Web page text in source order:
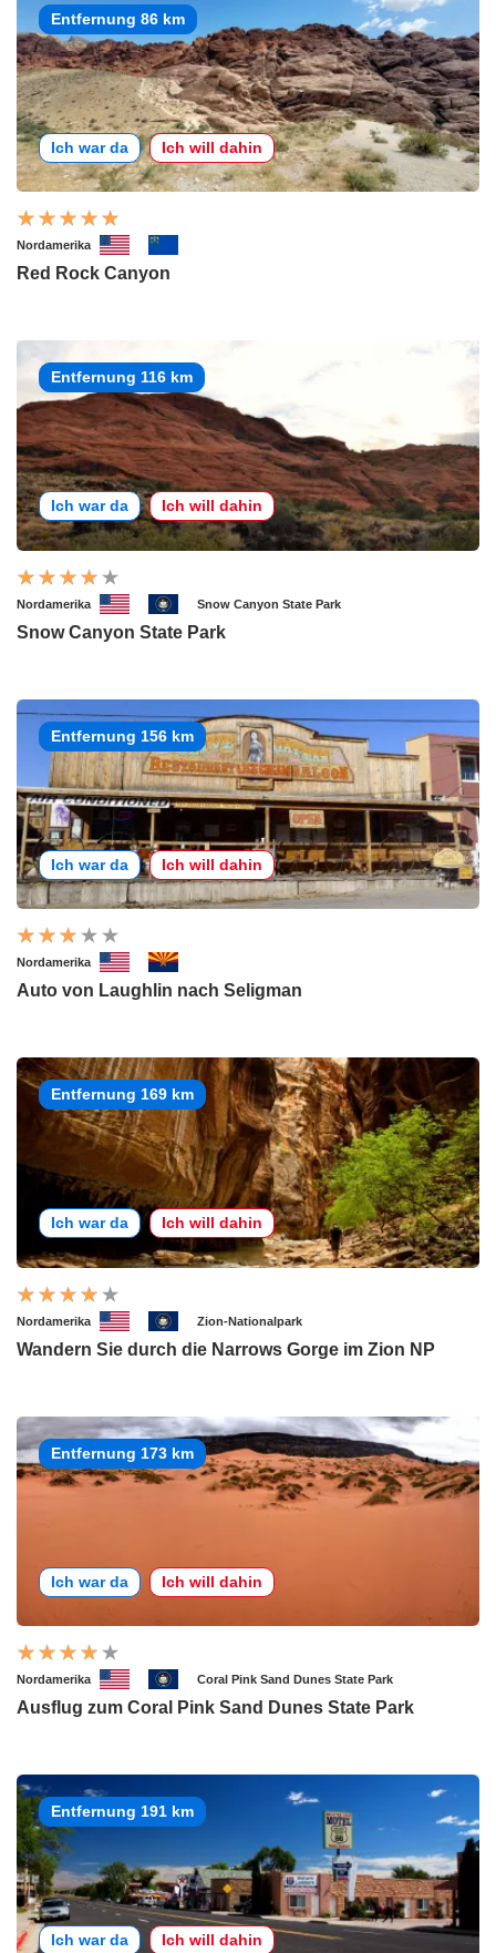
Entfernung 86 km
Ich war da Ich will dahin
Nordamerika
Red Rock Canyon
Entfernung 116 km
Ich war da Ich will dahin
Nordamerika Snow Canyon State Park
Snow Canyon State Park
Entfernung 156 km
Ich war da Ich will dahin
Nordamerika
Auto von Laughlin nach Seligman
Entfernung 169 km
Ich war da Ich will dahin
Nordamerika Zion-Nationalpark
Wandern Sie durch die Narrows Gorge im Zion NP
Entfernung 173 km
Ich war da Ich will dahin
Nordamerika Coral Pink Sand Dunes State Park
Ausflug zum Coral Pink Sand Dunes State Park
Entfernung 191 km
Ich war da Ich will dahin